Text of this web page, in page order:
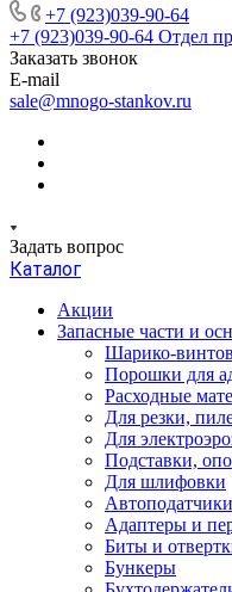
+7 (923)039-90-64
+7 (923)039-90-64 Отдел
Заказать звонок
E-mail
sale@mnogo-stankov.ru
Задать вопрос
Каталог
Акции
Запасные части и
Шарико-
Порошки для
Расходные
Для резки,
Для
Подставки,
Для шлифовки
Автоподатчики
Адаптеры и
Биты и
Бункеры